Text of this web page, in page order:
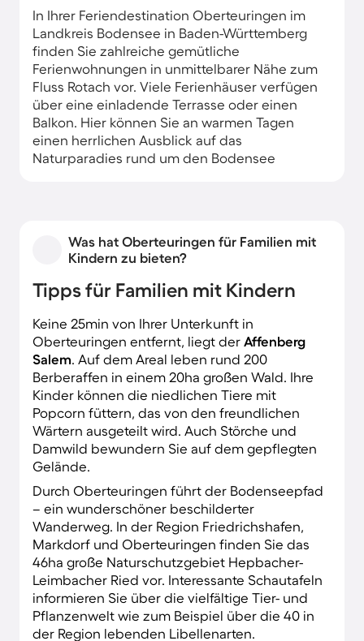
In Ihrer Feriendestination Oberteuringen im
Landkreis Bodensee in Baden-Württemberg
finden Sie zahlreiche gemütliche
Ferienwohnungen in unmittelbarer Nähe zum
Fluss Rotach vor. Viele Ferienhäuser verfügen
über eine einladende Terrasse oder einen
Balkon. Hier können Sie an warmen Tagen
einen herrlichen Ausblick auf das
Naturparadies rund um den Bodensee
Was hat Oberteuringen für Familien mit
Kindern zu bieten?
Tipps für Familien mit Kindern
Keine 25min von Ihrer Unterkunft in
Oberteuringen entfernt, liegt der Affenberg
Salem. Auf dem Areal leben rund 200
Berberaffen in einem 20ha großen Wald. Ihre
Kinder können die niedlichen Tiere mit
Popcorn füttern, das von den freundlichen
Wärtern ausgeteilt wird. Auch Störche und
Damwild bewundern Sie auf dem gepflegten
Gelände.
Durch Oberteuringen führt der Bodenseepfad
– ein wunderschöner beschilderter
Wanderweg. In der Region Friedrichshafen,
Markdorf und Oberteuringen finden Sie das
46ha große Naturschutzgebiet Hepbacher-
Leimbacher Ried vor. Interessante Schautafeln
informieren Sie über die vielfältige Tier- und
Pflanzenwelt wie zum Beispiel über die 40 in
der Region lebenden Libellenarten.